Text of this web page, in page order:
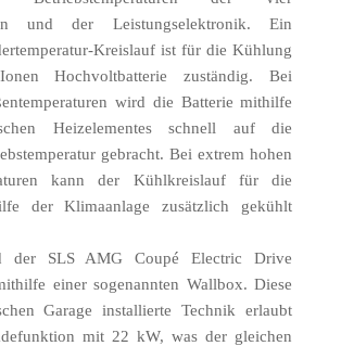
und der Leistungselektronik. Ein
Kreislauf ist für die Kühlung
Hochvoltbatterie zuständig. Bei
wird die Batterie mithilfe
Heizelementes schnell auf die
gebracht. Bei extrem hohen
kann der Kühlkreislauf für die
der Klimaanlage zusätzlich gekühlt
der SLS AMG Coupé Electric Drive
einer sogenannten Wallbox. Diese
Garage installierte Technik erlaubt
mit 22 kW, was der gleichen